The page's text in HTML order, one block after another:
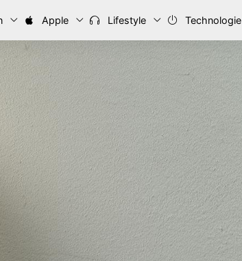
Apple Lifestyle Technologie